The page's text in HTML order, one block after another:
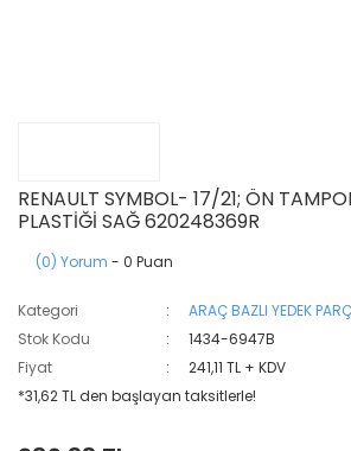
RENAULT SYMBOL- 17/21; ÖN
PLASTİĞİ SAĞ 620248369R
(0) Yorum - 0 Puan
Kategori
ARAÇ BAZLI YEDEK
Stok Kodu
1434-6947B
Fiyat
241,11 TL + KDV
*31,62 TL den başlayan taksitlerle!